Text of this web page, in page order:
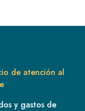
de atención al
y gastos de